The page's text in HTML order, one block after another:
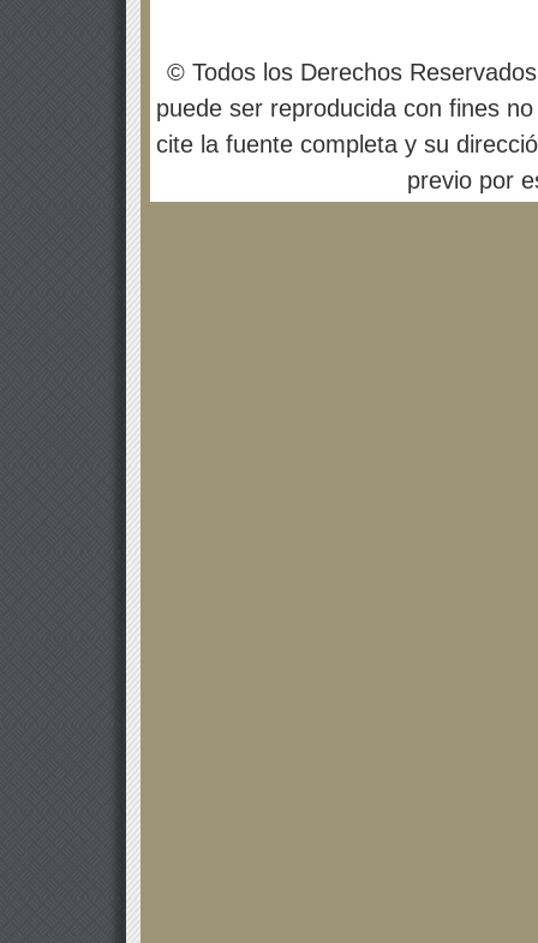
© Todos los Derechos
puede ser reproducida con fines
cite la fuente completa y su
previo por